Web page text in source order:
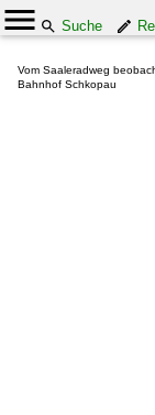
Suche
Vom Saaleradweg
Bahnhof Schkopau